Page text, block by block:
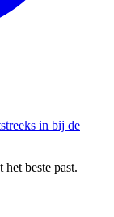
in bij de
beste past.